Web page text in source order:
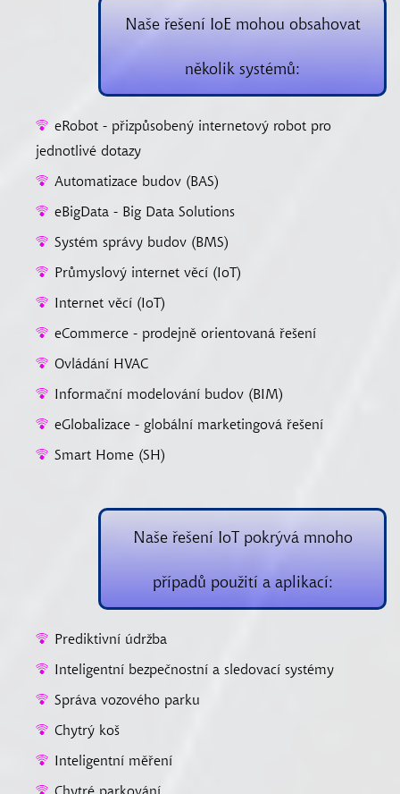
Naše řešení IoE mohou obsahovat
několik systémů:
eRobot - přizpůsobený internetový robot pro
jednotlivé dotazy
Automatizace budov (BAS)
eBigData - Big Data Solutions
Systém správy budov (BMS)
Průmyslový internet věcí (IoT)
Internet věcí (IoT)
eCommerce - prodejně orientovaná řešení
Ovládání HVAC
Informační modelování budov (BIM)
eGlobalizace - globální marketingová řešení
Smart Home (SH)
Naše řešení IoT pokrývá mnoho
případů použití a aplikací:
Prediktivní údržba
Inteligentní bezpečnostní a sledovací systémy
Správa vozového parku
Chytrý koš
Inteligentní měření
Chytré parkování